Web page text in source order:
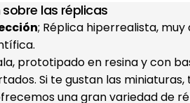
las réplicas
; Réplica hiperrealista,
prototipado en resina y con
Si te gustan las
una gran variedad de